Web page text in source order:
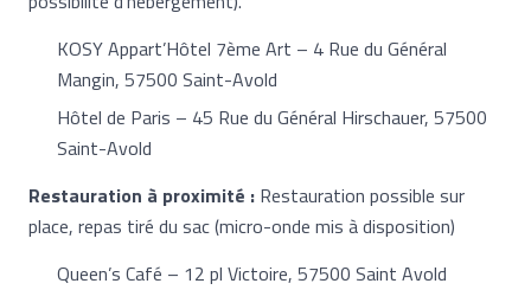
KOSY Appart’Hôtel 7ème Art – 4 Rue du Général
Mangin, 57500 Saint-Avold
Hôtel de Paris – 45 Rue du Général Hirschauer, 57500
Saint-Avold
Restauration à proximité : Restauration possible sur
place, repas tiré du sac (micro-onde mis à disposition)
Queen’s Café – 12 pl Victoire, 57500 Saint Avold